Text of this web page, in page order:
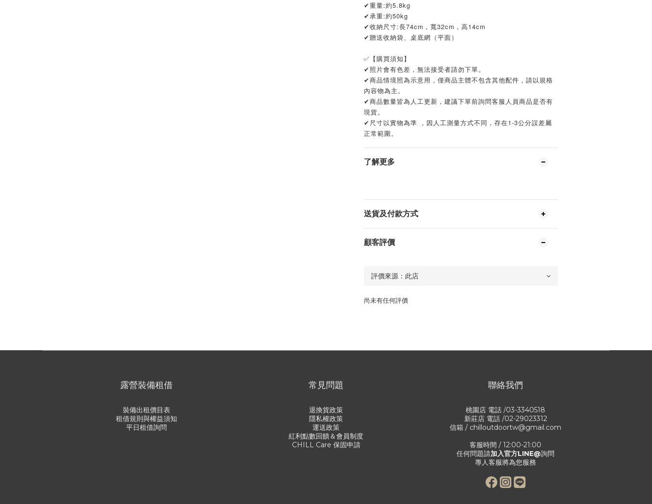
✔重量:約5.8kg
✔承重:約50kg
✔收納尺寸:長74cm，寬32cm，高14cm
✔贈送收納袋、桌底網（平面）
✅【購買須知】
✔照片會有色差，無法接受者請勿下單。
✔商品情境照為示意用，僅商品主體不包含其他配件，請以規格
內容物為主。
✔商品數量皆為人工更新，建議下單前詢問客服人員商品是否有
現貨。
✔尺寸以實物為準 ，因人工測量方式不同，存在1-3公分誤差屬
正常範圍。
了解更多
送貨及付款方式
顧客評價
尚未有任何評價
露營裝備租借
裝備出租價目表
租借規則與權益須知
平日租借詢問
常見問題
退換貨政策
隱私權政策
運送政策
紅利點數回饋＆會員制度
CHILL Care 保固申請
聯絡我們
桃園店 電話 /03-3340518
新莊店 電話 /02-29023312
信箱 / chilloutdoortw@gmail.com
客服時間 / 12:00-21:00
任何問題請加入官方LINE@詢問
專人客服將為您服務